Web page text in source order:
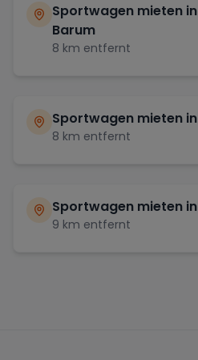
Sportwagen mieten in
Barum
8 km entfernt
Sportwagen mieten in
8 km entfernt
Sportwagen mieten in
9 km entfernt